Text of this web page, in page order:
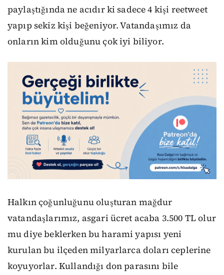
paylaştığında ne acıdır ki sadece 4 kişi reetweet
yapıp sekiz kişi beğeniyor. Vatandaşımız da
onların kim olduğunu çok iyi biliyor.
Halkın çoğunluğunu oluşturan mağdur
vatandaşlarımız, asgari ücret acaba 3.500 TL olur
mu diye beklerken bu harami yapısı yeni
kurulan bu ilçeden milyarlarca doları ceplerine
koyuyorlar. Kullandığı don parasını bile